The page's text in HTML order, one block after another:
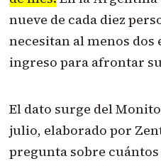
nueve de cada diez
necesitan al menos dos
ingreso para afrontar
El dato surge del
julio, elaborado por
pregunta sobre